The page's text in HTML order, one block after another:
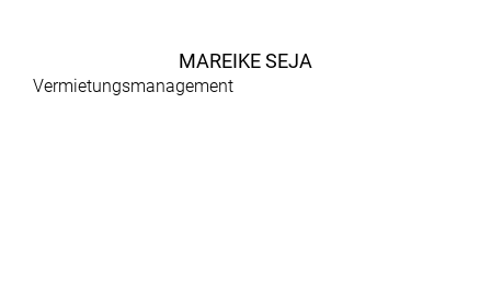
MAREIKE SEJA
Vermietungsmanagement